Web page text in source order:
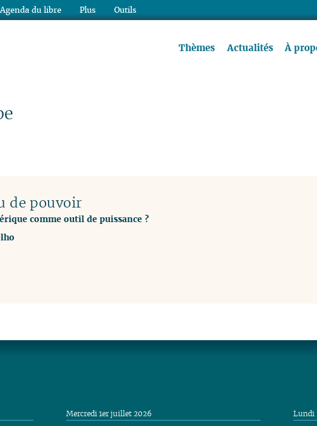
Thèmes Actualités À
de pouvoir
comme outil de puissance ?
Mercredi 1er juillet 2026 Lundi
Agenda du libre Plus Outils